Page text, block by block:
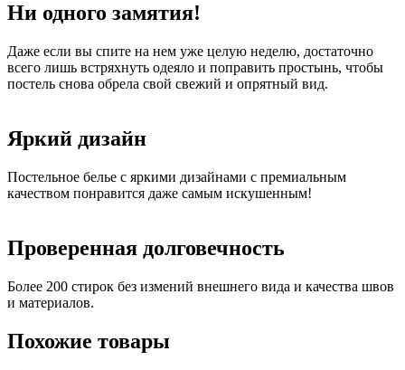
Ни одного замятия!
Даже если вы спите на нем уже целую неделю, достаточно
всего лишь встряхнуть одеяло и поправить простынь, чтобы
постель снова обрела свой свежий и опрятный вид.
Яркий дизайн
Постельное белье с яркими дизайнами с премиальным
качеством понравится даже самым искушенным!
Проверенная долговечность
Более 200 стирок без измений внешнего вида и качества швов
и материалов.
Похожие товары